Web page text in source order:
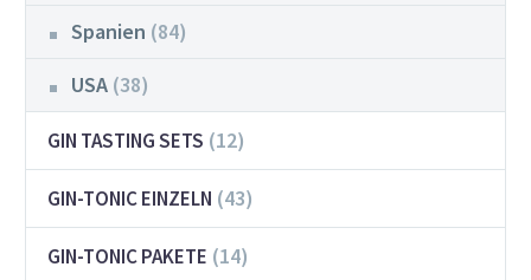
Spanien (84)
USA (38)
GIN TASTING SETS (12)
GIN-TONIC EINZELN (43)
GIN-TONIC PAKETE (14)